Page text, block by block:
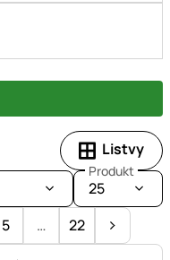
Listvy
Produkt
25
5 … 22